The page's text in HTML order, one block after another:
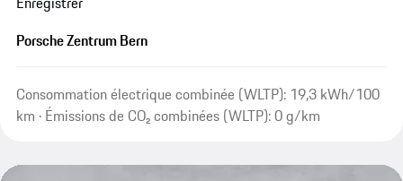
Porsche Zentrum Bern
Consommation électrique combinée (WLTP): 19,3 kWh/100
km · Émissions de CO₂ combinées (WLTP): 0 g/km